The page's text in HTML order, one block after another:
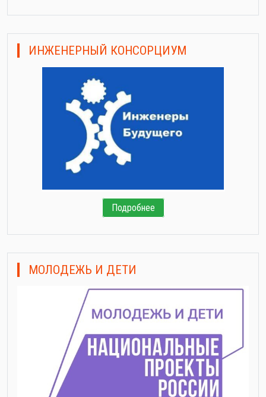
ИНЖЕНЕРНЫЙ КОНСОРЦИУМ
Подробнее
МОЛОДЕЖЬ И ДЕТИ